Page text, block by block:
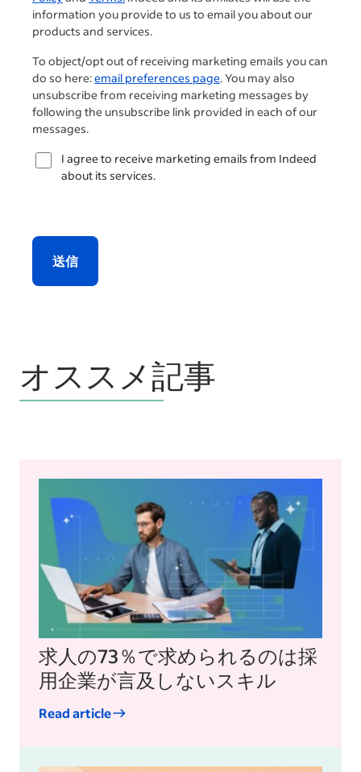
information you provide to us to email you about our
products and services.
To object/opt out of receiving marketing emails you can
do so here:email preferences page. You may also
unsubscribe from receiving marketing messages by
following the unsubscribe link provided in each of our
messages.
I agree to receive marketing emails from Indeed
about its services.
送信
オススメ記事
求人の73％で求められるのは採
用企業が言及しないスキル
Read article